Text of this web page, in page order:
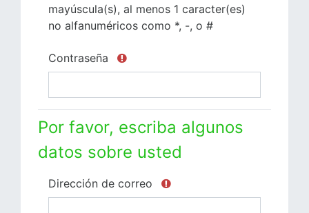
mayúscula(s), al menos 1 caracter(es)
no alfanuméricos como *, -, o #
Contraseña
Por favor, escriba algunos
datos sobre usted
Dirección de correo